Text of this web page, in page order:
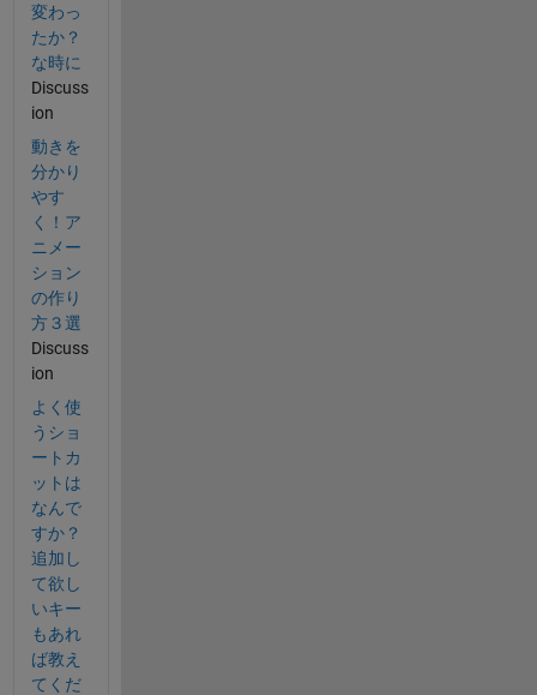
変わっ
たか？
な時に
Discuss
ion
動きを
分かり
やす
く！ア
ニメー
ション
の作り
方３選
Discuss
ion
よく使
うショ
ートカ
ットは
なんで
すか？
追加し
て欲し
いキー
もあれ
ば教え
てくだ